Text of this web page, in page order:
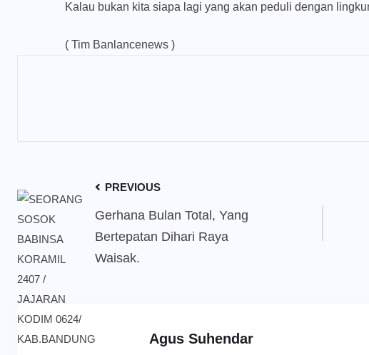
Kalau bukan kita siapa lagi yang akan peduli dengan
( Tim Banlancenews )
PREVIOUS
Gerhana Bulan Total, Yang
Bertepatan Dihari Raya
Waisak.
Agus Suhendar